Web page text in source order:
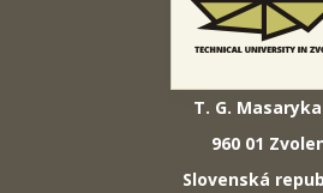
T. G.
960 01
Slovenská